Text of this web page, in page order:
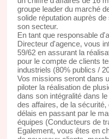
groupe leader du marché
solide réputation auprès
son secteur.
En tant que responsable
Directeur d'agence, vous
59/62 en assurant la
pour le compte de clients
industriels (80% publics /
Vos missions seront dans
piloter la réalisation de
dans son intégralité dans
des affaires, de la
délais en passant par le
équipes (Conducteurs de
Egalement, vous êtes en